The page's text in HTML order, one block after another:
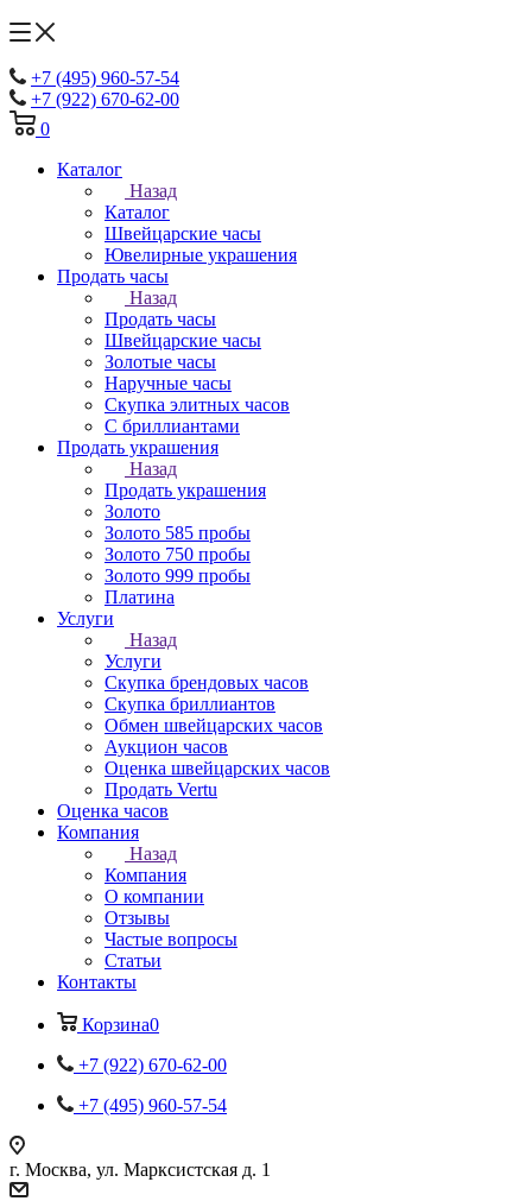
+7 (495) 960-57-54
+7 (922) 670-62-00
0
Каталог
Назад
Каталог
Швейцарские часы
Ювелирные украшения
Продать часы
Назад
Продать часы
Швейцарские часы
Золотые часы
Наручные часы
Скупка элитных часов
С бриллиантами
Продать украшения
Назад
Продать украшения
Золото
Золото 585 пробы
Золото 750 пробы
Золото 999 пробы
Платина
Услуги
Назад
Услуги
Скупка брендовых часов
Скупка бриллиантов
Обмен швейцарских часов
Аукцион часов
Оценка швейцарских часов
Продать Vertu
Оценка часов
Компания
Назад
Компания
О компании
Отзывы
Частые вопросы
Статьи
Контакты
Корзина0
+7 (922) 670-62-00
+7 (495) 960-57-54
г. Москва, ул. Марксистская д. 1